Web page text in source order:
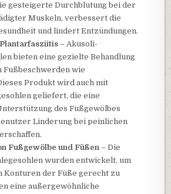
gesteigerte Durchblutung bei der
Muskeln, verbessert die
und lindert Entzündungen.
– Akusoli-
bieten eine gezielte Behandlung
Fußbeschwerden wie
Produkt wird auch mit
geliefert, die eine
des Fußgewölbes
Linderung bei peinlichen
Fußgewölbe und Füßen – Die
wurden entwickelt, um
Konturen der Füße gerecht zu
eine außergewöhnliche